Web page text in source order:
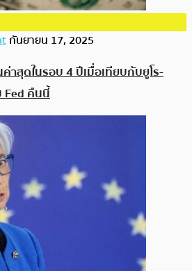
กันยายน 17, 2025
าสุดในรอบ 4 ปีเมื่อเทียบกับยูโร-
Fed คืนนี้